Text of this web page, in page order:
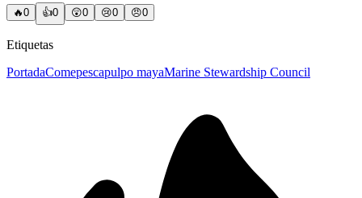
🔥0 👍0 😲0 😢0 😠0
Etiquetas
PortadaComepescapulpo mayaMarine Stewardship Council